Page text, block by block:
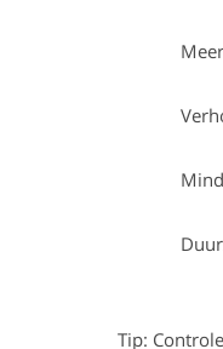
Meer
Minder
Tip: